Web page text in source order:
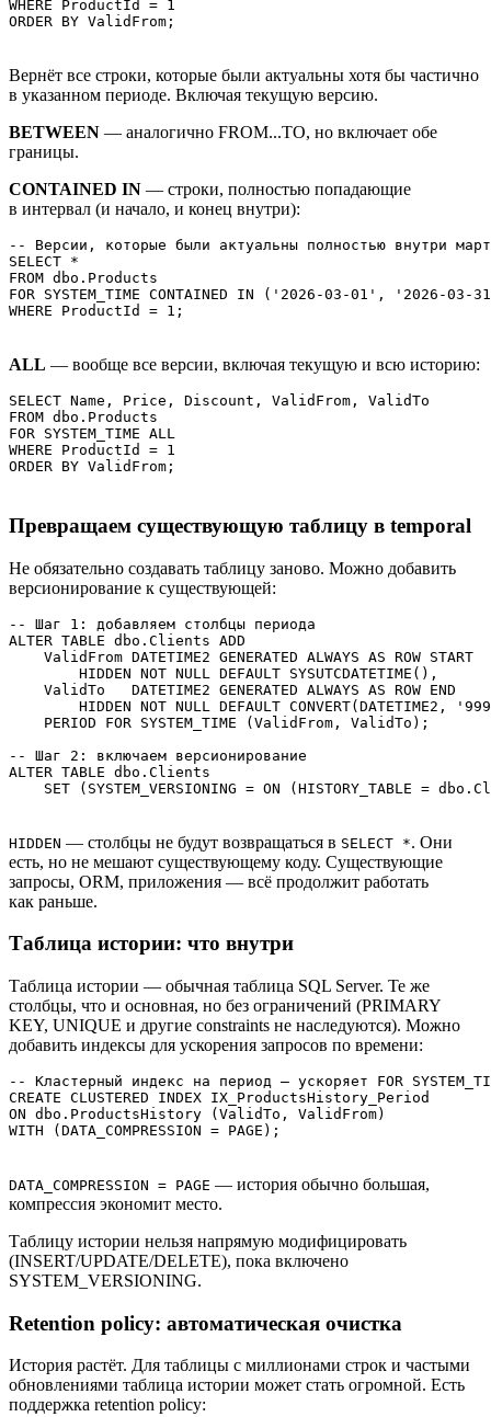
WHERE ProductId = 1
ORDER BY ValidFrom;
Вернёт все строки, которые были актуальны хотя бы частично
в указанном периоде. Включая текущую версию.
BETWEEN — аналогично FROM...TO, но включает обе
границы.
CONTAINED IN — строки, полностью попадающие
в интервал (и начало, и конец внутри):
-- Версии, которые были актуальны полностью внутри
SELECT *
FROM dbo.Products
FOR SYSTEM_TIME CONTAINED IN ('2026-03-01', '2026-03-
WHERE ProductId = 1;
ALL — вообще все версии, включая текущую и всю историю:
SELECT Name, Price, Discount, ValidFrom, ValidTo
FROM dbo.Products
FOR SYSTEM_TIME ALL
WHERE ProductId = 1
ORDER BY ValidFrom;
Превращаем существующую таблицу в temporal
Не обязательно создавать таблицу заново. Можно добавить
версионирование к существующей:
-- Шаг 1: добавляем столбцы периода
ALTER TABLE dbo.Clients ADD
    ValidFrom DATETIME2 GENERATED ALWAYS AS ROW START
        HIDDEN NOT NULL DEFAULT SYSUTCDATETIME(),
    ValidTo   DATETIME2 GENERATED ALWAYS AS ROW END
HIDDEN NOT NULL DEFAULT CONVERT(DATETIME2,
    PERIOD FOR SYSTEM_TIME (ValidFrom, ValidTo);
-- Шаг 2: включаем версионирование
ALTER TABLE dbo.Clients
SET (SYSTEM_VERSIONING = ON (HISTORY_TABLE =
HIDDEN — столбцы не будут возвращаться в SELECT *. Они
есть, но не мешают существующему коду. Существующие
запросы, ORM, приложения — всё продолжит работать
как раньше.
Таблица истории: что внутри
Таблица истории — обычная таблица SQL Server. Те же
столбцы, что и основная, но без ограничений (PRIMARY
KEY, UNIQUE и другие constraints не наследуются). Можно
добавить индексы для ускорения запросов по времени:
-- Кластерный индекс на период — ускоряет FOR
CREATE CLUSTERED INDEX IX_ProductsHistory_Period
ON dbo.ProductsHistory (ValidTo, ValidFrom)
WITH (DATA_COMPRESSION = PAGE);
DATA_COMPRESSION = PAGE — история обычно большая,
компрессия экономит место.
Таблицу истории нельзя напрямую модифицировать
(INSERT/UPDATE/DELETE), пока включено
SYSTEM_VERSIONING.
Retention policy: автоматическая очистка
История растёт. Для таблицы с миллионами строк и частыми
обновлениями таблица истории может стать огромной. Есть
поддержка retention policy: